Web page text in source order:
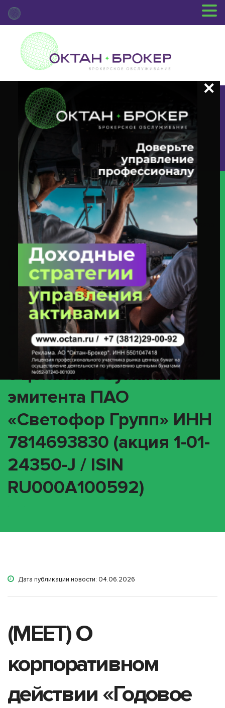
+7 (3812) 29-00-92
г.Омск ул.Красный Путь, 109 оф.510
Главная Новости Депозитария
(MEET) О Корпоративном
Действии «Годовое Заседание Общего Собрания Акционеров» С
Ценными Бумагами Эмитента ПАО «Светофор Групп» ИНН 7814693830
(акция 1-01-24350-J / ISIN RU000A100592)
(MEET) О
корпоративном
действии «Годовое
заседание общего
собрания акционеров»
с ценными бумагами
эмитента ПАО
«Светофор Групп» ИНН
7814693830 (акция 1-01-
24350-J / ISIN
RU000A100592)
Дата публикации новости: 04.06.2026
(MEET) О
корпоративном
действии «Годовое